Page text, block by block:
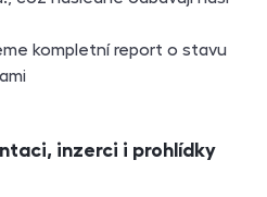
kompletní report o stavu
inzerci i prohlídky